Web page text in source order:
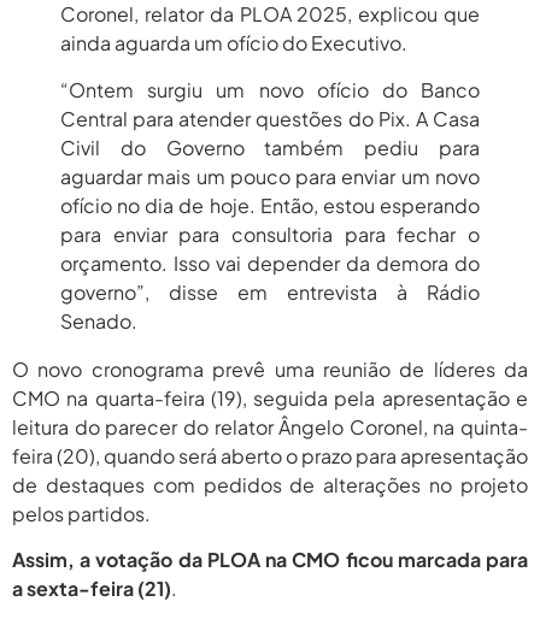
Coronel, relator da PLOA 2025, explicou que
ainda aguarda um ofício do Executivo.
“Ontem surgiu um novo ofício do Banco
Central para atender questões do Pix. A Casa
Civil do Governo também pediu para
aguardar mais um pouco para enviar um novo
ofício no dia de hoje. Então, estou esperando
para enviar para consultoria para fechar o
orçamento. Isso vai depender da demora do
governo”, disse em entrevista à Rádio
Senado.
O novo cronograma prevê uma reunião de líderes da
CMO na quarta-feira (19), seguida pela apresentação e
leitura do parecer do relator Ângelo Coronel, na quinta-
feira (20), quando será aberto o prazo para apresentação
de destaques com pedidos de alterações no projeto
pelos partidos.
Assim, a votação da PLOA na CMO ficou marcada para
a sexta-feira (21).